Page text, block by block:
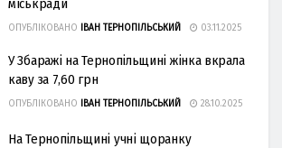
міськради
ОПУБЛІКОВАНО ІВАН ТЕРНОПІЛЬСЬКИЙ 03.11.2025
У Збаражі на Тернопільщині жінка вкрала
каву за 7,60 грн
ОПУБЛІКОВАНО ІВАН ТЕРНОПІЛЬСЬКИЙ 28.10.2025
На Тернопільщині учні щоранку